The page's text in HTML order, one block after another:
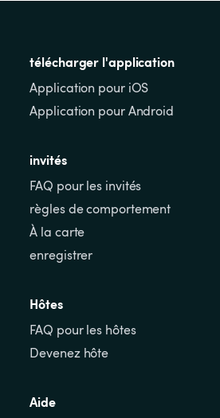
télécharger l'application
Application pour iOS
Application pour Android
invités
FAQ pour les invités
règles de comportement
À la carte
enregistrer
Hôtes
FAQ pour les hôtes
Devenez hôte
Aide